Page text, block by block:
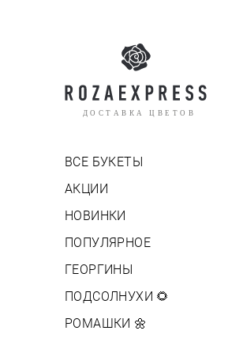
ДОСТАВКА ЦВЕТОВ
ВСЕ БУКЕТЫ
АКЦИИ
НОВИНКИ
ПОПУЛЯРНОЕ
ГЕОРГИНЫ
ПОДСОЛНУХИ 🌻
РОМАШКИ 🌼